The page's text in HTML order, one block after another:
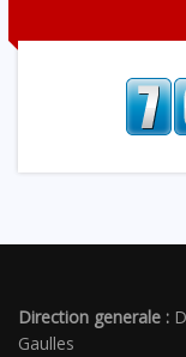
Direction generale :
Gaulles